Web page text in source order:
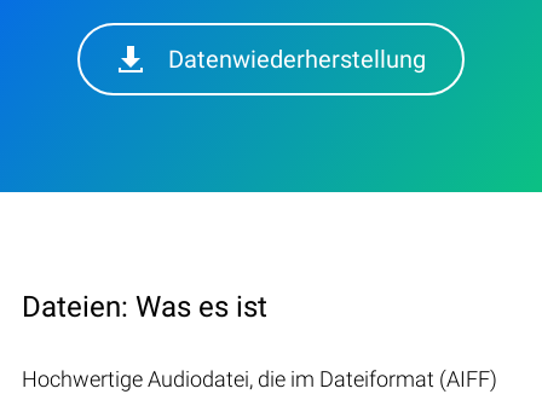
Datenwiederherstellung
Dateien: Was es ist
Hochwertige Audiodatei, die im Dateiformat (AIFF)